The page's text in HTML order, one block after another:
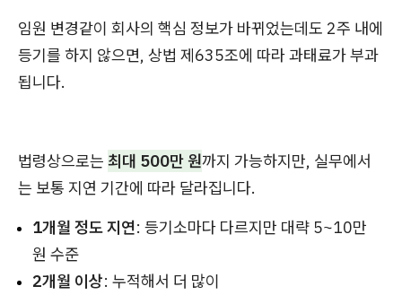
임원 변경같이 회사의 핵심 정보가 바뀌었는데도 2주 내에
등기를 하지 않으면, 상법 제635조에 따라 과태료가 부과
됩니다.
법령상으로는 최대 500만 원까지 가능하지만, 실무에서
는 보통 지연 기간에 따라 달라집니다.
1개월 정도 지연: 등기소마다 다르지만 대략 5~10만
원 수준
2개월 이상: 누적해서 더 많이